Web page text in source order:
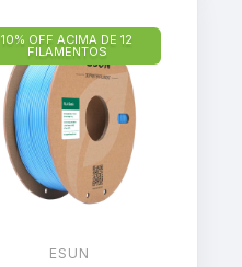
10% OFF ACIMA DE 12
FILAMENTOS
ESUN